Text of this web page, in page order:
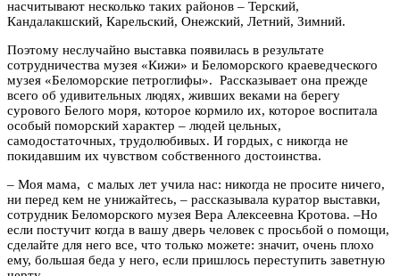
насчитывают несколько таких районов – Терский,
Кандалакшский, Карельский, Онежский, Летний, Зимний.
Поэтому неслучайно выставка появилась в результате
сотрудничества музея «Кижи» и Беломорского краеведческого
музея «Беломорские петроглифы». Рассказывает она прежде
всего об удивительных людях, живших веками на берегу
сурового Белого моря, которое кормило их, которое воспитала
особый поморский характер – людей цельных,
самодостаточных, трудолюбивых. И гордых, с никогда не
покидавшим их чувством собственного достоинства.
– Моя мама, с малых лет учила нас: никогда не просите ничего,
ни перед кем не унижайтесь, – рассказывала куратор выставки,
сотрудник Беломорского музея Вера Алексеевна Кротова. –Но
если постучит когда в вашу дверь человек с просьбой о помощи,
сделайте для него все, что только можете: значит, очень плохо
ему, большая беда у него, если пришлось переступить заветную